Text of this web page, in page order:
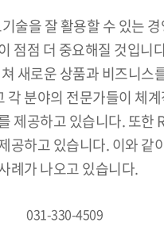
술을 잘 활용할 수 있는
점점 더 중요해질 것입
새로운 상품과 비즈니스
각 분야의 전문가들이 체
제공하고 있습니다. 또
공하고 있습니다. 이와
례가 나오고 있습니다.
031-330-4509